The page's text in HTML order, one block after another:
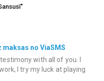
no ViaSMS
with all of you. I
I try my luck at playing